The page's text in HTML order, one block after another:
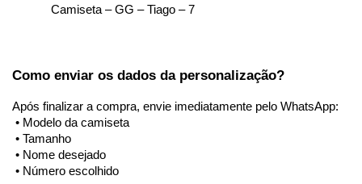
Camiseta – GG – Tiago – 7
Como enviar os dados da personalização?
Após finalizar a compra, envie imediatamente pelo WhatsApp:
• Modelo da camiseta
• Tamanho
• Nome desejado
• Número escolhido